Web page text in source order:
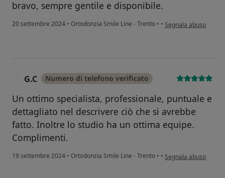
bravo, sempre gentile e disponibile.
20 settembre 2024 • Ortodonzia Smile Line - Trento • • secondo l'opinione
Segnala abuso
G.C Numero di telefono verificato
Un ottimo specialista, professionale, puntuale e
dettagliato nel descrivere ciò che si avrebbe
fatto. Inoltre lo studio ha un ottima equipe.
Complimenti.
19 settembre 2024 • Ortodonzia Smile Line - Trento • • secondo l'opinione
Segnala abuso